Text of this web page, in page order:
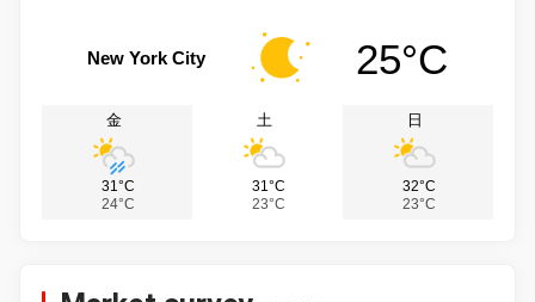
New York City 25°C
金
31°C
24°C
土
31°C
23°C
日
32°C
23°C